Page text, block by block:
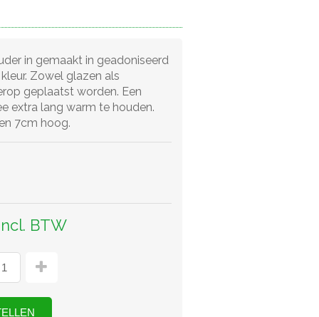
in gemaakt in geadoniseerd
Zowel glazen als
geplaatst worden. Een
extra lang warm te houden.
7cm hoog.
BTW